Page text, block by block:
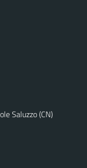
Saluzzo (CN)